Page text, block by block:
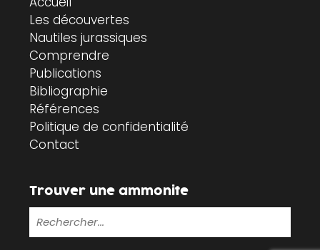
Les découvertes
Nautiles jurassiques
Comprendre
Publications
Bibliographie
Références
Politique de confidentialité
Contact
Trouver une ammonite